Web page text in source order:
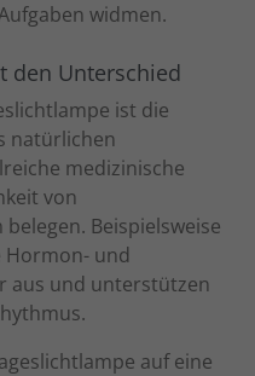
widmen.
den Unterschied
ist die
natürlichen
medizinische
von
Beispielsweise
Hormon- und
aus und unterstützen
auf eine